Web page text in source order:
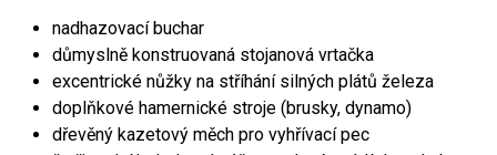
nadhazovací buchar
důmyslně konstruovaná stojanová vrtačka
excentrické nůžky na stříhání silných plátů železa
doplňkové hamernické stroje (brusky, dynamo)
dřevěný kazetový měch pro vyhřívací pec